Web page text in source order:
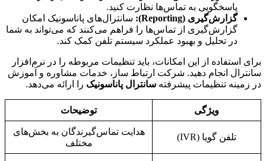
پاسخگویی به تماس‌ها نظارت کنید.
گزارش‌گیری (Reporting):
سانترال‌های پاناسونیک امکان
گزارش‌گیری از تماس‌ها را فراهم می‌کنند که می‌تواند به شما
در تحلیل و بهبود عملکرد سیستم تلفن کمک کند.
برای استفاده از این امکانات، باید تنظیمات مربوطه را در نرم‌افزار
سانترال انجام دهید. شرکت ارتباط ساز، خدمات مشاوره و آموزش
در زمینه تنظیمات پیشرفته سانترال پاناسونیک را ارائه می‌دهد.
ویژگی توضیحات
تلفن گویا (IVR)
هدایت تماس‌گیرندگان به بخش‌های
مختلف